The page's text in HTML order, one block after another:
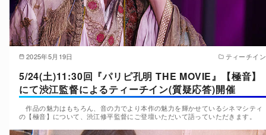
2025年5月19日 ティーチイン
5/24(土)11:30回『パリピ孔明 THE MOVIE』【極音】
にて渋江監督によるティーチイン(質疑応答)開催
作品の魅力はもちろん、音の力でより本作の魅力を輝かせているシネマシティ
の【極音】について、渋江修平監督にご登壇いただいて語っていただきます。